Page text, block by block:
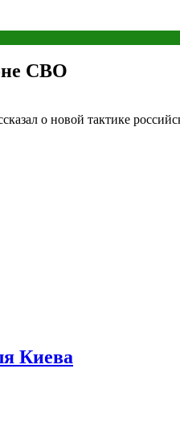
СВО
о новой тактике
Киева